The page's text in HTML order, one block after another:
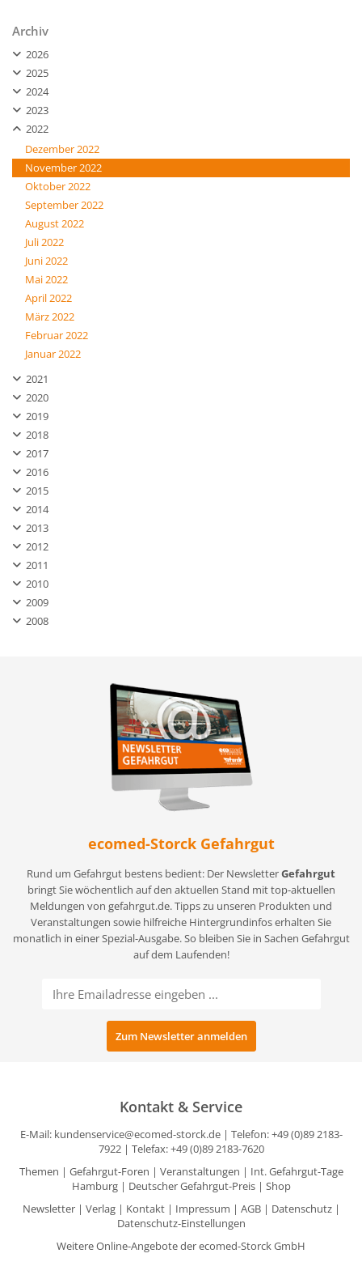
Archiv
2026
2025
2024
2023
2022
Dezember 2022
November 2022
Oktober 2022
September 2022
August 2022
Juli 2022
Juni 2022
Mai 2022
April 2022
März 2022
Februar 2022
Januar 2022
2021
2020
2019
2018
2017
2016
2015
2014
2013
2012
2011
2010
2009
2008
ecomed-Storck Gefahrgut
Rund um Gefahrgut bestens bedient: Der NewsletterGefahrgut
bringt Sie wöchentlich auf den aktuellen Stand mit top-aktuellen
Meldungen von gefahrgut.de. Tipps zu unseren Produkten und
Veranstaltungen sowie hilfreiche Hintergrundinfos erhalten Sie
monatlich in einer Spezial-Ausgabe. So bleiben Sie in Sachen Gefahrgut
auf dem Laufenden!
Kontakt & Service
E-Mail: kundenservice@ecomed-storck.de| Telefon: +49 (0)89 2183-
7922 | Telefax: +49 (0)89 2183-7620
Themen | Gefahrgut-Foren | Veranstaltungen | Int. Gefahrgut-Tage
Hamburg| Deutscher Gefahrgut-Preis| Shop
Newsletter| Verlag| Kontakt| Impressum | AGB| Datenschutz|
Datenschutz-Einstellungen
Weitere Online-Angebote der ecomed-Storck GmbH